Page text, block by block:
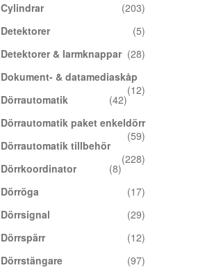
Cylindrar
(203)
Detektorer
(5)
Detektorer & larmknappar (28)
Dokument- & datamediaskåp
(12)
Dörrautomatik
(42)
Dörrautomatik paket enkeldörr
(59)
Dörrautomatik tillbehör
(228)
Dörrkoordinator
(8)
Dörröga
(17)
Dörrsignal
(29)
Dörrspärr
(12)
Dörrstängare
(97)